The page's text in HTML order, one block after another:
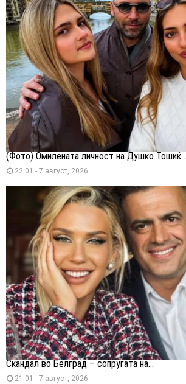
(Фото) Омилената личност на Душко Тошиќ...
22:01 - 7 август, 2026
Скандал во Белград – сопругата на...
21:01 - 7 август, 2026